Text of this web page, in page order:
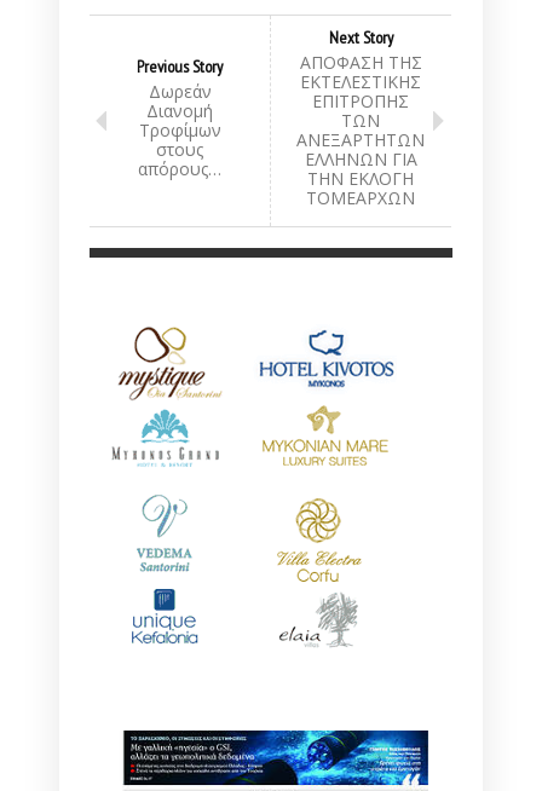
Previous Story
Δωρεάν
Διανομή
Τροφίμων
στους
απόρους…
Next Story
ΑΠΟΦΑΣΗ ΤΗΣ
ΕΚΤΕΛΕΣΤΙΚΗΣ
ΕΠΙΤΡΟΠΗΣ
ΤΩΝ
ΑΝΕΞΑΡΤΗΤΩΝ
ΕΛΛΗΝΩΝ ΓΙΑ
ΤΗΝ ΕΚΛΟΓΗ
ΤΟΜΕΑΡΧΩΝ